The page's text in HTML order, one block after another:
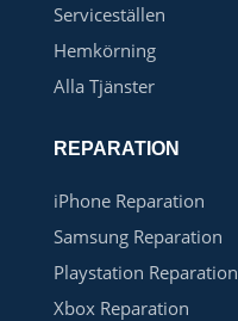
Serviceställen
Hemkörning
Alla Tjänster
REPARATION
iPhone Reparation
Samsung Reparation
Playstation Reparation
Xbox Reparation